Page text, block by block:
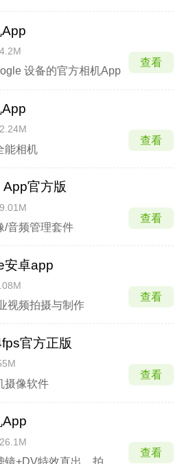
设备的官方相机App
查看
能相机
查看
App官方版
/音频管理套件
查看
安卓app
视频拍摄与制作
查看
官方正版
摄像软件
查看
App
查看